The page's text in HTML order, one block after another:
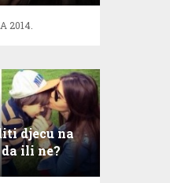
2014.
djecu na
ili ne?